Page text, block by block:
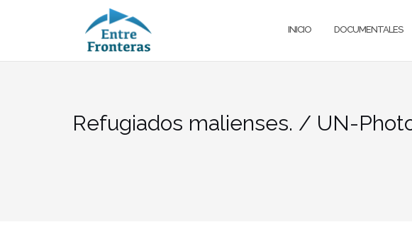
INICIO DOCUMENTALES
Refugiados malienses. / UN-